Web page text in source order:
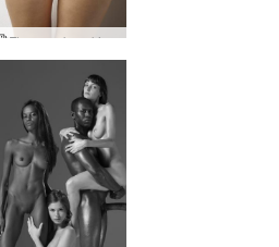
Flora vackra skinkor